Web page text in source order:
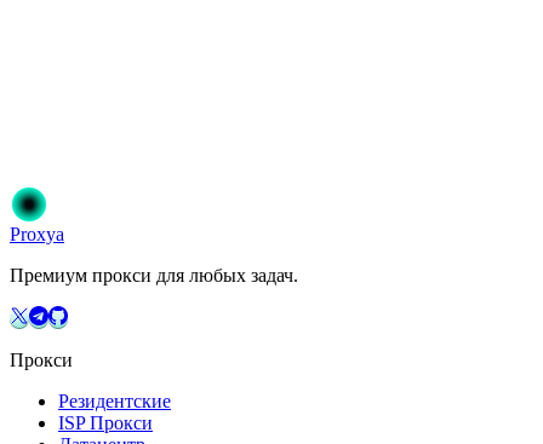
Начать
Proxya
Премиум прокси для любых задач.
Прокси
Резидентские
ISP Прокси